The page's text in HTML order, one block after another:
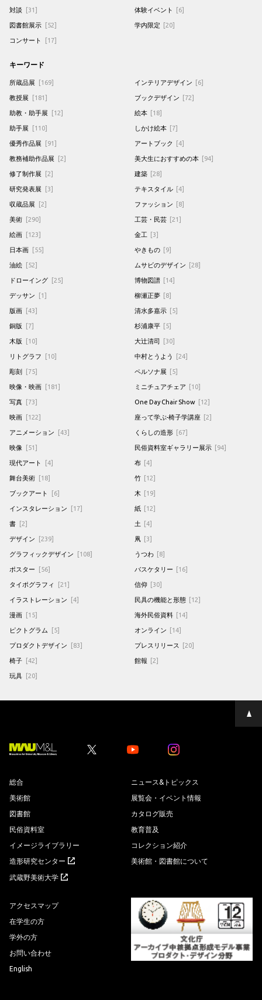
対談 [31]
図書館展示 [52]
コンサート [17]
体験イベント [6]
学内限定 [20]
キーワード
所蔵品展 [169]
教授展 [181]
助教・助手展 [12]
助手展 [110]
優秀作品展 [91]
教務補助作品展 [2]
修了制作展 [2]
研究発表展 [3]
収蔵品展 [2]
美術 [290]
絵画 [123]
日本画 [55]
油絵 [52]
ドローイング [25]
デッサン [1]
版画 [43]
銅版 [7]
木版 [10]
リトグラフ [10]
彫刻 [75]
映像・映画 [181]
写真 [73]
映画 [122]
アニメーション [43]
映像 [51]
現代アート [4]
舞台美術 [18]
ブックアート [6]
インスタレーション [17]
書 [2]
デザイン [239]
グラフィックデザイン [108]
ポスター [56]
タイポグラフィ [21]
イラストレーション [4]
漫画 [15]
ピクトグラム [5]
プロダクトデザイン [83]
椅子 [42]
玩具 [20]
インテリアデザイン [6]
ブックデザイン [72]
絵本 [18]
しかけ絵本 [7]
アートブック [4]
美大生におすすめの本 [94]
建築 [28]
テキスタイル [4]
ファッション [8]
工芸・民芸 [21]
金工 [3]
やきもの [9]
ムサビのデザイン [28]
博物図譜 [14]
柳瀬正夢 [8]
清水多嘉示 [5]
杉浦康平 [5]
大辻清司 [30]
中村とうよう [24]
ペルソナ展 [5]
ミニチュアチェア [10]
One Day Chair Show [12]
座って学ぶ-椅子学講座 [2]
くらしの造形 [67]
民俗資料室ギャラリー展示 [94]
布 [4]
竹 [12]
木 [19]
紙 [12]
土 [4]
凧 [3]
うつわ [8]
バスケタリー [16]
信仰 [30]
民具の機能と形態 [12]
海外民俗資料 [14]
オンライン [14]
プレスリリース [20]
館報 [2]
ペ
ー
Youtube Youtube
総合
美術館
図書館
民俗資料室
イメージライブラリー
造形研究センター
武蔵野美術大学
ニュース&トピックス
展覧会・イベント情報
カタログ販売
教育普及
コレクション紹介
美術館・図書館について
アクセスマップ
在学生の方
学外の方
お問い合わせ
English